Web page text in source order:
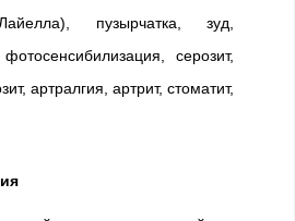
пузырчатка, зуд,
серозит,
артралгия, артрит, стоматит,